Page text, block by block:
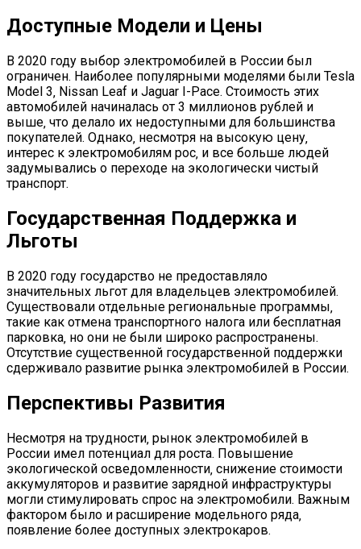
Доступные Модели и Цены
В 2020 году выбор электромобилей в России был
ограничен. Наиболее популярными моделями были Tesla
Model 3‚ Nissan Leaf и Jaguar I-Pace. Стоимость этих
автомобилей начиналась от 3 миллионов рублей и
выше‚ что делало их недоступными для большинства
покупателей. Однако‚ несмотря на высокую цену‚
интерес к электромобилям рос‚ и все больше людей
задумывались о переходе на экологически чистый
транспорт.
Государственная Поддержка и
Льготы
В 2020 году государство не предоставляло
значительных льгот для владельцев электромобилей.
Существовали отдельные региональные программы‚
такие как отмена транспортного налога или бесплатная
парковка‚ но они не были широко распространены.
Отсутствие существенной государственной поддержки
сдерживало развитие рынка электромобилей в России.
Перспективы Развития
Несмотря на трудности‚ рынок электромобилей в
России имел потенциал для роста. Повышение
экологической осведомленности‚ снижение стоимости
аккумуляторов и развитие зарядной инфраструктуры
могли стимулировать спрос на электромобили. Важным
фактором было и расширение модельного ряда‚
появление более доступных электрокаров.